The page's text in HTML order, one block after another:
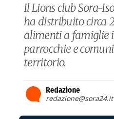
Il Lions club Sora-
ha distribuito circa
alimenti a famiglie
parrocchie e
territorio.
Redazione
redazione@sora24.it